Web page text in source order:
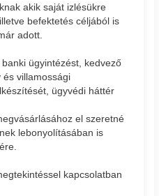
akik saját izlésükre
befektetés céljából is
adott.
ügyintézést, kedvező
villamossági
ügyvédi háttér
el szeretné
lebonyolításában is
kapcsolatban